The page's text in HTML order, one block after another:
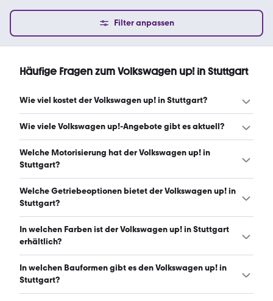
Filter anpassen
Häufige Fragen zum Volkswagen up! in Stuttgart
Wie viel kostet der Volkswagen up! in Stuttgart?
Ein guter Preis für einen Volkswagen up! in Stuttgart liegt
Wie viele Volkswagen up!-Angebote gibt es aktuell?
Es gibt insgesamt 69 Volkswagen up! bei mobile.de,
davon 69 Gebraucht- und 0 Neuwagen. (Stand: 7.8.2026)
Welche Motorisierung hat der Volkswagen up! in
Stuttgart?
Der Volkswagen up! in Stuttgart hat Leistungen zwischen
60 und 116 PS. (Stand: 7.8.2026)
Welche Getriebeoptionen bietet der Volkswagen up! in
Stuttgart?
Der Volkswagen up! in Stuttgart ist mit manuellem,
automatischem und halbautomatischem Getriebe
In welchen Farben ist der Volkswagen up! in Stuttgart
erhältlich?
Den Volkswagen up! in Stuttgart gibt es in folgenden
Farben: weiß, rot, schwarz, silber, blau und grau. Die
In welchen Bauformen gibt es den Volkswagen up! in
Stuttgart?